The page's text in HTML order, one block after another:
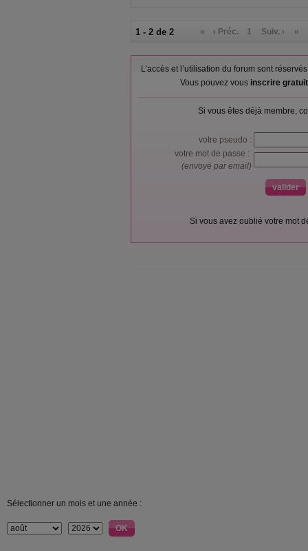
1 - 2 de 2 « ‹ Préc. 1 Suiv. › »
L’accès et l’utilisation du forum sont
Vous pouvez vous inscrire
Si vous êtes déjà membre,
votre pseudo :
votre mot de passe :
(envoyé par email)
Si vous avez oublié votre mot
Sélectionner un mois et une année :